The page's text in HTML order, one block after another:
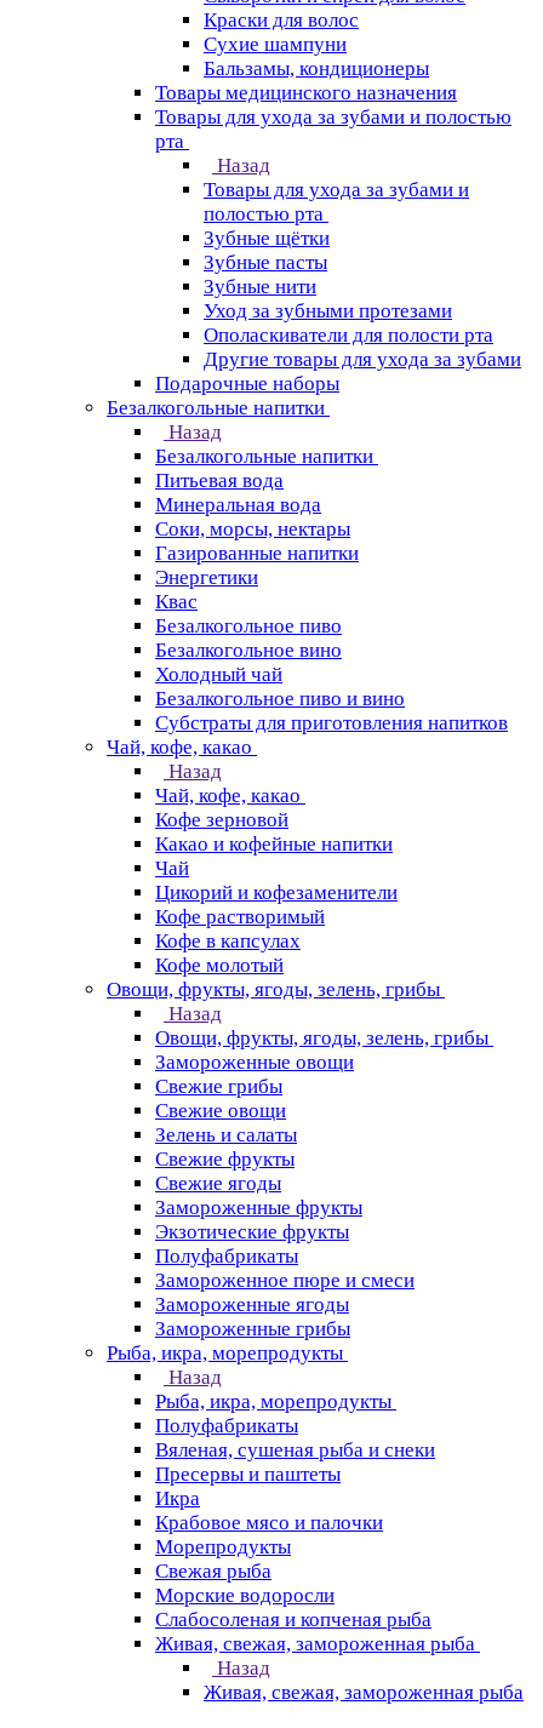
Краски для волос
Сухие шампуни
Бальзамы, кондиционеры
Товары медицинского назначения
Товары для ухода за зубами и полостью
рта
Назад
Товары для ухода за зубами и
полостью рта
Зубные щётки
Зубные пасты
Зубные нити
Уход за зубными протезами
Ополаскиватели для полости рта
Другие товары для ухода за зубами
Подарочные наборы
Безалкогольные напитки
Назад
Безалкогольные напитки
Питьевая вода
Минеральная вода
Соки, морсы, нектары
Газированные напитки
Энергетики
Квас
Безалкогольное пиво
Безалкогольное вино
Холодный чай
Безалкогольное пиво и вино
Субстраты для приготовления напитков
Чай, кофе, какао
Назад
Чай, кофе, какао
Кофе зерновой
Какао и кофейные напитки
Чай
Цикорий и кофезаменители
Кофе растворимый
Кофе в капсулах
Кофе молотый
Овощи, фрукты, ягоды, зелень, грибы
Назад
Овощи, фрукты, ягоды, зелень, грибы
Замороженные овощи
Свежие грибы
Свежие овощи
Зелень и салаты
Свежие фрукты
Свежие ягоды
Замороженные фрукты
Экзотические фрукты
Полуфабрикаты
Замороженное пюре и смеси
Замороженные ягоды
Замороженные грибы
Рыба, икра, морепродукты
Назад
Рыба, икра, морепродукты
Полуфабрикаты
Вяленая, сушеная рыба и снеки
Пресервы и паштеты
Икра
Крабовое мясо и палочки
Морепродукты
Свежая рыба
Морские водоросли
Слабосоленая и копченая рыба
Живая, свежая, замороженная рыба
Назад
Живая, свежая, замороженная рыба